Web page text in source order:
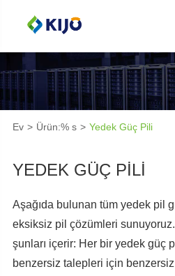
Ev Ürün:% s Yedek Güç Pili
YEDEK GÜÇ PILI
Aşağıda bulunan tüm yedek pil
eksiksiz pil çözümleri
şunları içerir: Her bir yedek güç
benzersiz talepleri için benzersiz